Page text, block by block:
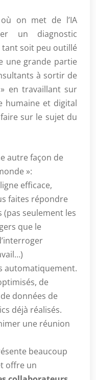
on met de l’IA
un diagnostic
soit peu outillé
une grande partie
à sortir de
en travaillant sur
humaine et digital
sur le sujet du
autre façon de
»:
efficace,
faites répondre
(pas seulement les
que le
automatiquement.
de
données de
déjà réalisés.
une réunion
beaucoup
offre un